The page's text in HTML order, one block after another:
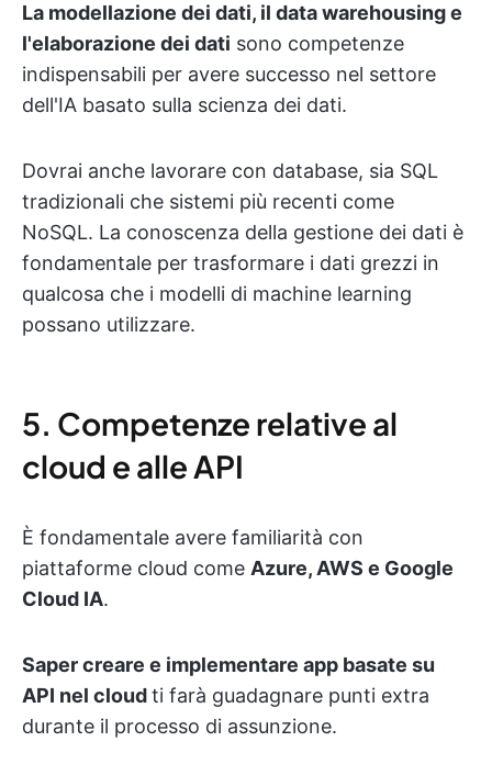
La modellazione dei dati, il data warehousing e
l'elaborazione dei dati sono competenze
indispensabili per avere successo nel settore
dell'IA basato sulla scienza dei dati.
Dovrai anche lavorare con database, sia SQL
tradizionali che sistemi più recenti come
NoSQL. La conoscenza della gestione dei dati è
fondamentale per trasformare i dati grezzi in
qualcosa che i modelli di machine learning
possano utilizzare.
5. Competenze relative al
cloud e alle API
È fondamentale avere familiarità con
piattaforme cloud come Azure, AWS e Google
Cloud IA.
Saper creare e implementare app basate su
API nel cloudti farà guadagnare punti extra
durante il processo di assunzione.